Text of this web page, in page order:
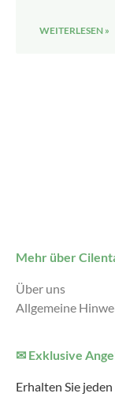
WEITERLESEN »
Mehr über
Über uns
Allgemeine
✉ Exklusive
Erhalten Sie